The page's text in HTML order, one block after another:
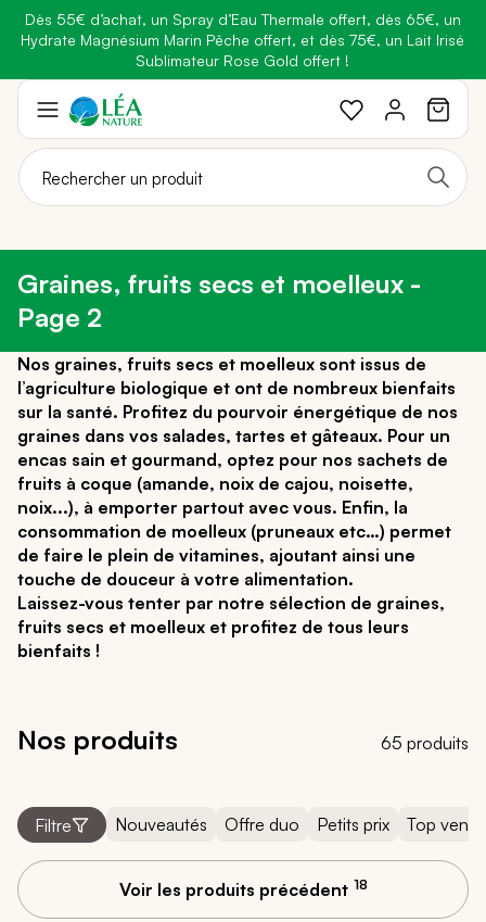
Belle semaine : Profitez de-25% + Livraison offertedès 30€
d'achat avec le codeBELLEBIO
BRADERIE :-40% sur une sélection de produits
Dès 55€ d’achat, un Spray d’Eau Thermale offert, dès 65€, un
Hydrate Magnésium Marin Pêche offert, et dès 75€, un Lait Irisé
Sublimateur Rose Gold offert !
Aller
contenu
Graines, fruits secs et moelleux -
Page 2
Nos graines, fruits secs et moelleux sont issus de
l’agriculture biologique et ont de nombreux bienfaits
sur la santé. Profitez du pourvoir énergétique de nos
graines dans vos salades, tartes et gâteaux. Pour un
encas sain et gourmand, optez pour nos sachets de
fruits à coque (amande, noix de cajou, noisette,
noix...), à emporter partout avec vous. Enfin, la
consommation de moelleux (pruneaux etc…) permet
de faire le plein de vitamines, ajoutant ainsi une
touche de douceur à votre alimentation.
Laissez-vous tenter par notre sélection de graines,
fruits secs et moelleux et profitez de tous leurs
bienfaits !
65 produits
Nos produits
Filtre Nouveautés Offre duo Petits prix Top
Voir les produits précédent 18